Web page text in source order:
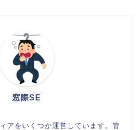
窓際SE
アをいくつか運営しています。管